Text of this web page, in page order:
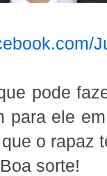
pode
para ele
o rapaz
sorte!